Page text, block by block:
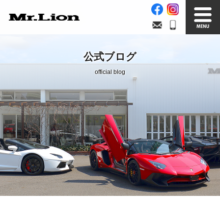
在庫車情報 買取無料査定
Factory
自社工場 サービス案内
Official Blog
公式ブログ
Company info.
会社案内
公式ブログ
official blog